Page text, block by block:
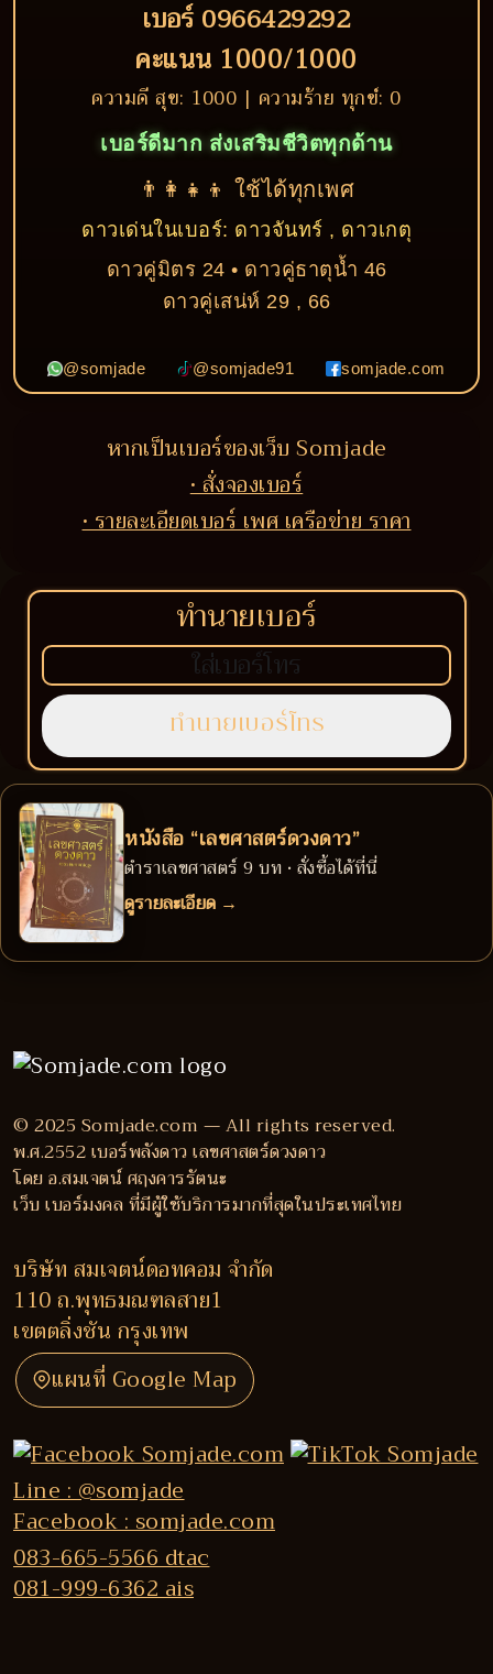
เบอร์ 0966429292
คะแนน 1000/1000
ความดี สุข: 1000 | ความร้าย ทุกข์: 0
เบอร์ดีมาก ส่งเสริมชีวิตทุกด้าน
👨‍👩‍👧‍👦 ใช้ได้ทุกเพศ
ดาวเด่นในเบอร์: ดาวจันทร์ , ดาวเกตุ
ดาวคู่มิตร 24 • ดาวคู่ธาตุน้ำ 46
ดาวคู่เสน่ห์ 29 , 66
@somjade @somjade91 somjade.com
หากเป็นเบอร์ของเว็บ Somjade
• สั่งจองเบอร์
• รายละเอียดเบอร์ เพศ เครือข่าย ราคา
ทำนายเบอร์
หนังสือ “เลขศาสตร์ดวงดาว”
ตำราเลขศาสตร์ 9 บท • สั่งซื้อได้ที่นี่
ดูรายละเอียด →
© 2025 Somjade.com — All rights reserved.
พ.ศ.2552 เบอร์พลังดาว เลขศาสตร์ดวงดาว
โดย อ.สมเจตน์ ศฤงคารรัตนะ
เว็บ เบอร์มงคล ที่มีผู้ใช้บริการมากที่สุดในประเทศไทย
บริษัท สมเจตน์ดอทคอม จำกัด
110 ถ.พุทธมณฑลสาย1
เขตตลิ่งชัน กรุงเทพ
แผนที่ Google Map
Line : @somjade
Facebook : somjade.com
083-665-5566 dtac
081-999-6362 ais